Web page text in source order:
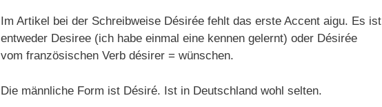
Im Artikel bei der Schreibweise Désirée fehlt das erste Accent aigu. Es ist
entweder Desiree (ich habe einmal eine kennen gelernt) oder Désirée
vom französischen Verb désirer = wünschen.
Die männliche Form ist Désiré. Ist in Deutschland wohl selten.